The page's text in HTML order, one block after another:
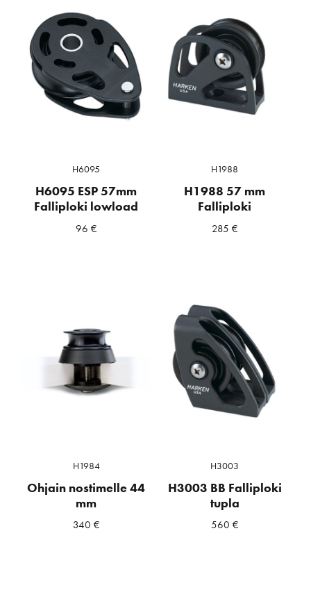
H6095
H6095 ESP 57mm
Falliploki lowload
96 €
H1988
H1988 57 mm
Falliploki
285 €
H1984
Ohjain nostimelle 44
mm
340 €
H3003
H3003 BB Falliploki
tupla
560 €